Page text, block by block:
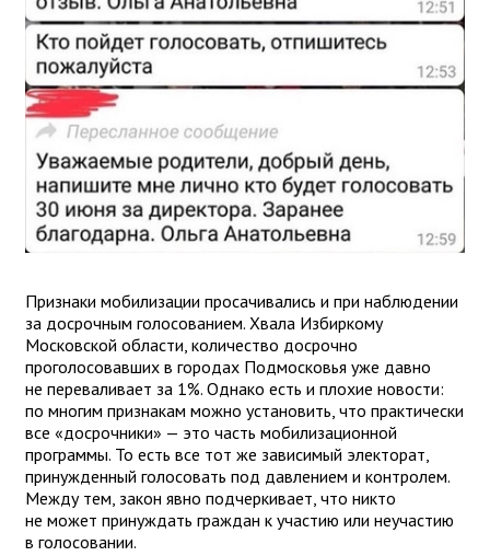
Признаки мобилизации просачивались и при наблюдении
за досрочным голосованием. Хвала Избиркому
Московской области, количество досрочно
проголосовавших в городах Подмосковья уже давно
не переваливает за 1%. Однако есть и плохие новости:
по многим признакам можно установить, что практически
все «досрочники» — это часть мобилизационной
программы. То есть все тот же зависимый электорат,
принужденный голосовать под давлением и контролем.
Между тем, закон явно подчеркивает, что никто
не может принуждать граждан к участию или неучастию
в голосовании.